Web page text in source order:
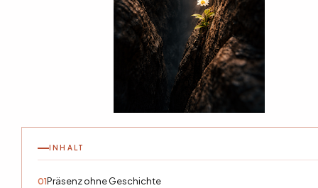
INHALT
01Präsenz ohne Geschichte